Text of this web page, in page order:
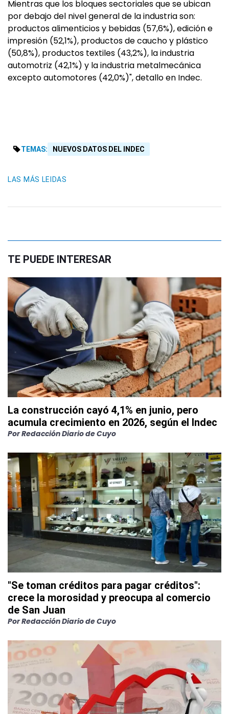
Mientras que los bloques sectoriales que se ubican
por debajo del nivel general de la industria son:
productos alimenticios y bebidas (57,6%), edición e
impresión (52,1%), productos de caucho y plástico
(50,8%), productos textiles (43,2%), la industria
automotriz (42,1%) y la industria metalmecánica
excepto automotores (42,0%)", detallo en Indec.
TEMAS: NUEVOS DATOS DEL INDEC
LAS MÁS LEIDAS
TE PUEDE INTERESAR
La construcción cayó 4,1% en junio, pero
acumula crecimiento en 2026, según el Indec
PorRedacción Diario de Cuyo
"Se toman créditos para pagar créditos":
crece la morosidad y preocupa al comercio
de San Juan
PorRedacción Diario de Cuyo